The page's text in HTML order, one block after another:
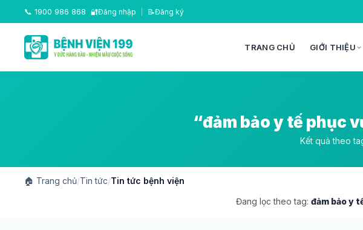
📞 1900 986 868 🔐Đăng nhập 📝Đăng ký
TRANG CHỦ GIỚI THIỆU
“đảm bảo y tế phục
Kết quả theo
🏠 Trang chủ/Tin tức/Tin tức bệnh viện
Đang lọc theo tag: đảm bảo y